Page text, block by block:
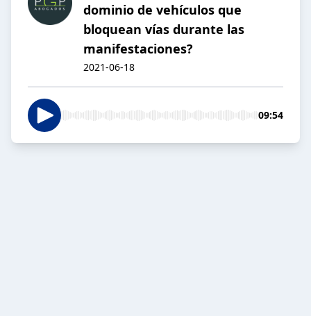
dominio de vehículos que
bloquean vías durante las
manifestaciones?
2021-06-18
09:54